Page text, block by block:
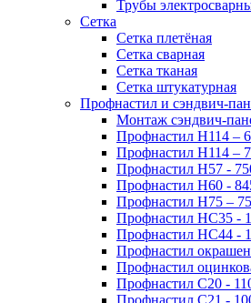
Трубы
Сетка
Сетка плетёная
Сетка сварная
Сетка тканая
Сетка штукатурная
Профнастил и сэндвич-
Монтаж сэндвич-
Профнастил Н114 –
Профнастил Н114 –
Профнастил Н57 -
Профнастил Н60 -
Профнастил Н75 –
Профнастил НС35 -
Профнастил НС44 -
Профнастил
Профнастил
Профнастил С20 -
Профнастил С21 -